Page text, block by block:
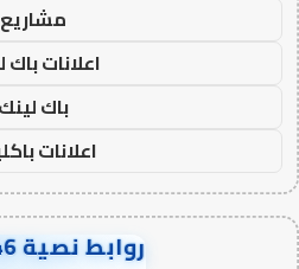
مشاريع
اعلانات باك
باك لينك
اعلانات
روابط نصية AA98746